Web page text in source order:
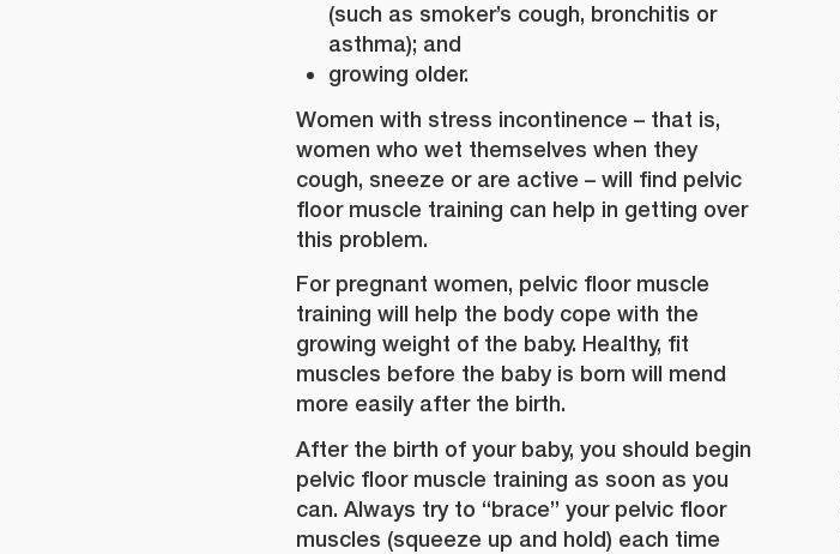
(such as smoker’s cough, bronchitis or
asthma); and
growing older.
Women with stress incontinence – that is,
women who wet themselves when they
cough, sneeze or are active – will find pelvic
floor muscle training can help in getting over
this problem.
For pregnant women, pelvic floor muscle
training will help the body cope with the
growing weight of the baby. Healthy, fit
muscles before the baby is born will mend
more easily after the birth.
After the birth of your baby, you should begin
pelvic floor muscle training as soon as you
can. Always try to “brace” your pelvic floor
muscles (squeeze up and hold) each time